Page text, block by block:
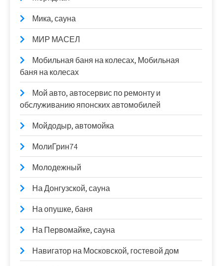
Мика, сауна
МИР МАСЕЛ
Мобильная баня на колесах, Мобильная
баня на колесах
Мой авто, автосервис по ремонту и
обслуживанию японских автомобилей
Мойдодыр, автомойка
МолиГрин74
Молодежный
На Донгузской, сауна
На опушке, баня
На Первомайке, сауна
Навигатор на Московской, гостевой дом